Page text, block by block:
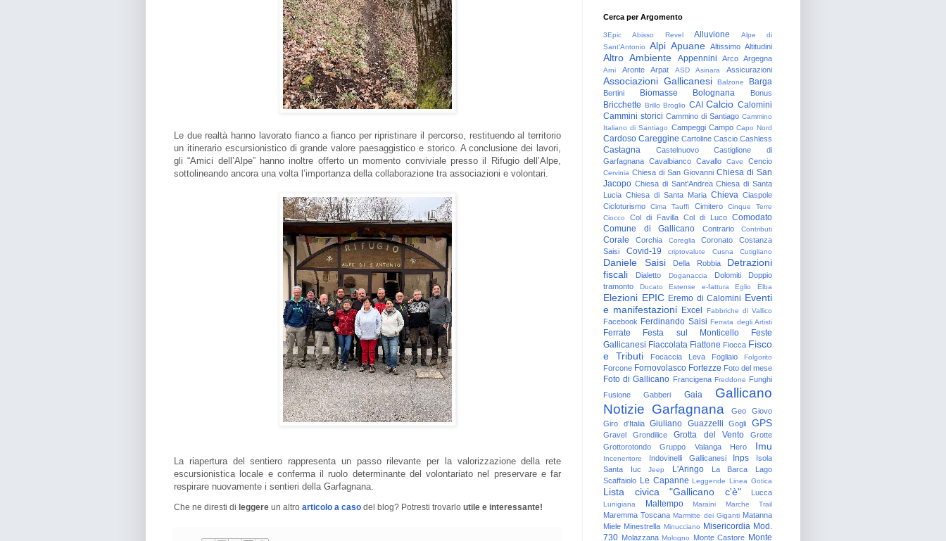
Le due realtà hanno lavorato fianco a fianco per ripristinare il percorso, restituendo al territorio
un itinerario escursionistico di grande valore paesaggistico e storico. A conclusione dei lavori,
gli “Amici dell’Alpe” hanno inoltre offerto un momento conviviale presso il Rifugio dell’Alpe,
sottolineando ancora una volta l’importanza della collaborazione tra associazioni e volontari.
La riapertura del sentiero rappresenta un passo rilevante per la valorizzazione della rete
escursionistica locale e conferma il ruolo determinante del volontariato nel preservare e far
respirare nuovamente i sentieri della Garfagnana.
Che ne diresti di leggere un altro articolo a caso del blog? Potresti trovarlo utile e interessante!
Cerca per Argomento
3Epic Abisso Revel Alluvione
Alpe di
Sant'Antonio
Alpi Apuane Altissimo Altitudini
Altro Ambiente Appennini Arco Argegna
Arni Aronte Arpat ASD Asinara Assicurazioni
Associazioni Gallicanesi Balzone Barga
Bertini Biomasse Bolognana Bonus
Bricchette Brillo Broglio CAI Calcio Calomini
Cammini storici Cammino di Santiago Cammino
Italiano di Santiago Campeggi Campo Capo Nord
Cardoso Careggine Cartoline Cascio Cashless
Castagna Castelnuovo
Castiglione di
Garfagnana Cavalbianco Cavallo Cave Cencio
Cervinia Chiesa di San Giovanni Chiesa di San
Jacopo Chiesa di Sant'Andrea Chiesa di Santa
Lucia Chiesa di Santa Maria Chieva Ciaspole
Cicloturismo
Cima Tauffi Cimitero
Cinque Terre
Ciocco
Col di Favilla Col di Luco Comodato
Comune di Gallicano
Contrario Contributi
Corale Corchia Coreglia Coronato
Costanza
Saisi
Covid-19 criptovalute Cusna Cutigliano
Daniele Saisi Della Robbia
Detrazioni
fiscali
Dialetto Doganaccia Dolomiti
Doppio
tramonto
Ducato Estense e-fattura Eglio Elba
Elezioni EPIC Eremo di Calomini Eventi
e manifestazioni Excel Fabbriche di Vallico
Facebook Ferdinando Saisi Ferrata degli Artisti
Ferrate Festa sul Monticello
Feste
Gallicanesi Fiaccolata Fiattone Fiocca Fisco
e Tributi
Focaccia Leva Fogliaio Folgorito
Forcone Fornovolasco Fortezze Foto del mese
Foto di Gallicano Francigena Freddone Funghi
Fusione
Gabberi Gaia
Gallicano
Notizie Garfagnana Geo
Giovo
Giro d'Italia
Giuliano Guazzelli Gogli GPS
Gravel Grondilice Grotta del Vento
Grotte
Grottorotondo
Gruppo Valanga Hero Imu
Inceneritore Indovinelli Gallicanesi Inps
Isola
Santa
Iuc Jeep L'Aringo La Barca
Lago
Scaffaiolo Le Capanne Leggende Linea Gotica
Lista civica "Gallicano c'è" Lucca
Lunigiana Maltempo Maraini Marche Trail
Maremma Toscana Marmitte dei Giganti Matanna
Miele Minestrella Minucciano Misericordia Mod.
730 Molazzana Mologno Monte Castore Monte